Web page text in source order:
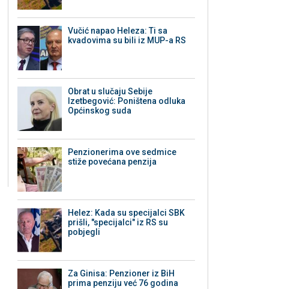
Vučić napao Heleza: Ti sa
kvadovima su bili iz MUP-a RS
Obrat u slučaju Sebije
Izetbegović: Poništena odluka
Općinskog suda
Penzionerima ove sedmice
stiže povećana penzija
Helez: Kada su specijalci SBK
prišli, "specijalci" iz RS su
pobjegli
Za Ginisa: Penzioner iz BiH
prima penziju već 76 godina